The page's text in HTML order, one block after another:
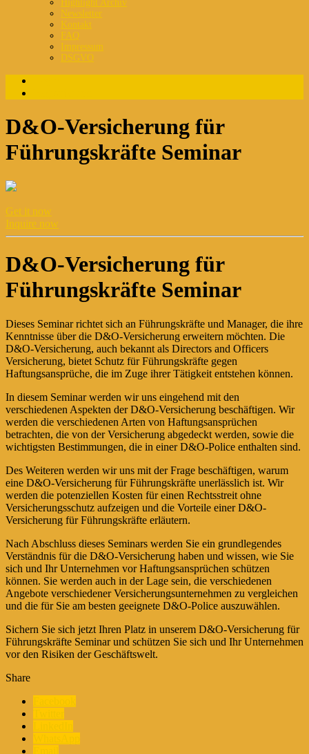
Highlight Archiv
Newsletter
Kontakt
FAQ
Impressum
DSGVO
D&O-Versicherung für
Führungskräfte Seminar
Get it now
Inquire now
D&O-Versicherung für
Führungskräfte Seminar
Dieses Seminar richtet sich an Führungskräfte und Manager, die ihre
Kenntnisse über die D&O-Versicherung erweitern möchten. Die
D&O-Versicherung, auch bekannt als Directors and Officers
Versicherung, bietet Schutz für Führungskräfte gegen
Haftungsansprüche, die im Zuge ihrer Tätigkeit entstehen können.
In diesem Seminar werden wir uns eingehend mit den
verschiedenen Aspekten der D&O-Versicherung beschäftigen. Wir
werden die verschiedenen Arten von Haftungsansprüchen
betrachten, die von der Versicherung abgedeckt werden, sowie die
wichtigsten Bestimmungen, die in einer D&O-Police enthalten sind.
Des Weiteren werden wir uns mit der Frage beschäftigen, warum
eine D&O-Versicherung für Führungskräfte unerlässlich ist. Wir
werden die potenziellen Kosten für einen Rechtsstreit ohne
Versicherungsschutz aufzeigen und die Vorteile einer D&O-
Versicherung für Führungskräfte erläutern.
Nach Abschluss dieses Seminars werden Sie ein grundlegendes
Verständnis für die D&O-Versicherung haben und wissen, wie Sie
sich und Ihr Unternehmen vor Haftungsansprüchen schützen
können. Sie werden auch in der Lage sein, die verschiedenen
Angebote verschiedener Versicherungsunternehmen zu vergleichen
und die für Sie am besten geeignete D&O-Police auszuwählen.
Sichern Sie sich jetzt Ihren Platz in unserem D&O-Versicherung für
Führungskräfte Seminar und schützen Sie sich und Ihr Unternehmen
vor den Risiken der Geschäftswelt.
Share